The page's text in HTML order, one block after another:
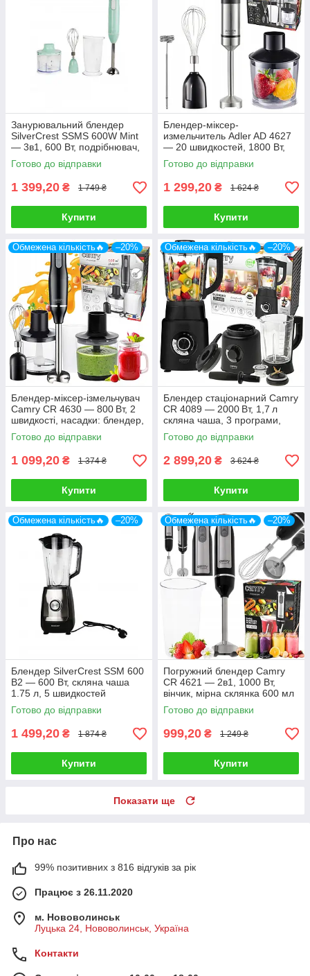
Занурювальний блендер
SilverCrest SSMS 600W Mint
— 3в1, 600 Вт, подрібнювач,
вінчик
Готово до відправки
1 399,20 ₴ 1 749 ₴
Купити
Блендер-міксер-
измельчитель Adler AD 4627
— 20 швидкостей, 1800 Вт,
набір з ножем, вінчиком,
порційником
Готово до відправки
1 299,20 ₴ 1 624 ₴
Купити
Обмежена кількість🔥 –20%
Блендер-міксер-ізмельчувач
Camry CR 4630 — 800 Вт, 2
швидкості, насадки: блендер,
вінчик, подрібнювач 500 мл
Готово до відправки
1 099,20 ₴ 1 374 ₴
Купити
Обмежена кількість🔥 –20%
Блендер стаціонарний Camry
CR 4089 — 2000 Вт, 1,7 л
скляна чаша, 3 програми,
титанові леза
Готово до відправки
2 899,20 ₴ 3 624 ₴
Купити
Обмежена кількість🔥 –20%
Блендер SilverCrest SSM 600
B2 — 600 Вт, скляна чаша
1.75 л, 5 швидкостей
Готово до відправки
1 499,20 ₴ 1 874 ₴
Купити
Обмежена кількість🔥 –20%
Погружний блендер Camry
CR 4621 — 2в1, 1000 Вт,
вінчик, мірна склянка 600 мл
Готово до відправки
999,20 ₴ 1 249 ₴
Купити
Показати ще
Про нас
99% позитивних з 816 відгуків за рік
Працює з 26.11.2020
м. Нововолинськ
Луцька 24, Нововолинськ, Україна
Контакти